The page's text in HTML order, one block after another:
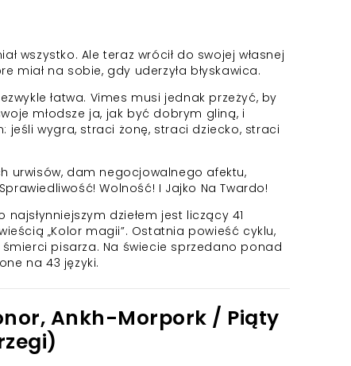
wszystko. Ale teraz wrócił do swojej własnej
miał na sobie, gdy uderzyła błyskawica.
łatwa. Vimes musi jednak przeżyć, by
młodsze ja, jak być dobrym gliną, i
jeśli wygra, straci żonę, straci dziecko, straci
urwisów, dam negocjowalnego afektu,
Wolność! I Jajko Na Twardo!
dziełem jest liczący 41
„Kolor magii”. Ostatnia powieść cyklu,
śmierci pisarza. Na świecie sprzedano ponad
na 43 języki.
Ankh-Morpork / Piąty